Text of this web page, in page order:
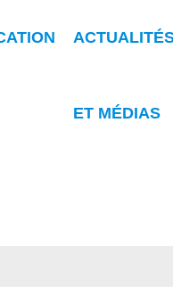
ET MÉDIAS